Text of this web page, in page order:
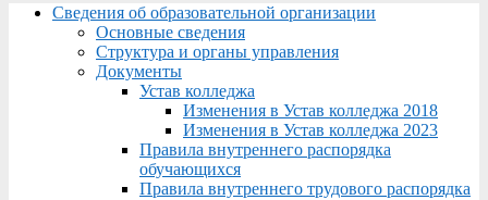
Menu
Сведения об образовательной организации
Основные сведения
Структура и органы управления
Документы
Устав колледжа
Изменения в Устав колледжа 2018
Изменения в Устав колледжа 2023
Правила внутреннего распорядка
обучающихся
Правила внутреннего трудового распорядка